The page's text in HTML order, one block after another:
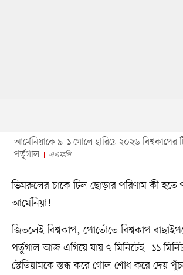
আর্মেনিয়াকে ৯–১ গোলে হারিয়ে ২০২৬ বিশ্বকাপের
পর্তুগাল
এএফপি
ভিমরুলের চাকে ঢিল ছোড়ার পরিণাম কী হতে
আর্মেনিয়া!
জিতলেই বিশ্বকাপ, পোর্তোতে বিশ্বকাপ
পর্তুগাল আজ এগিয়ে যায় ৭ মিনিটেই। ১১
স্টেডিয়ামকে স্তব্ধ করে গোল শোধ করে দেয়